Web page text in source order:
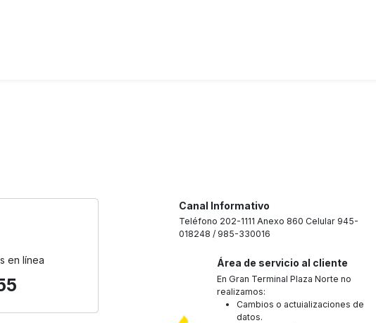
en línea
Canal Informativo
Teléfono 202-1111 Anexo 860 Celular 945-
018248 / 985-330016
Área de servicio al cliente
En Gran Terminal Plaza Norte no
realizamos:
Cambios o actuializaciones de
datos.